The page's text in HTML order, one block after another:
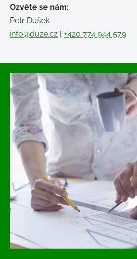
Ozvěte se nám:
Petr Dušek
info@duze.cz | +420 774 944 579